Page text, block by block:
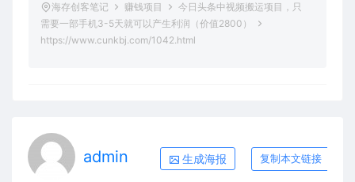
海存创客笔记 赚钱项目
今日头条中视频搬运项目，只
需要一部手机3-5天就可以产生利润（价值2800）
https://www.cunkbj.com/1042.html
admin 生成海报 复制本文链接